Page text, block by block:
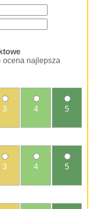
ocena najlepsza
3 4 5
3 4 5